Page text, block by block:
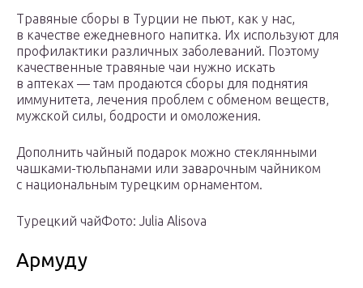
Травяные сборы в Турции не пьют, как у нас,
в качестве ежедневного напитка. Их используют для
профилактики различных заболеваний. Поэтому
качественные травяные чаи нужно искать
в аптеках — там продаются сборы для поднятия
иммунитета, лечения проблем с обменом веществ,
мужской силы, бодрости и омоложения.
Дополнить чайный подарок можно стеклянными
чашками-тюльпанами или заварочным чайником
с национальным турецким орнаментом.
Турецкий чайФото: Julia Alisova
Армуду